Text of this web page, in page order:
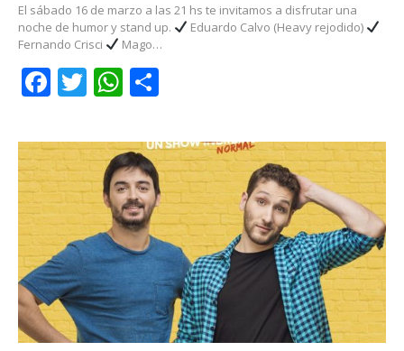
El sábado 16 de marzo a las 21 hs te invitamos a disfrutar una
noche de humor y stand up.
Eduardo Calvo (Heavy rejodido)
Fernando Crisci
Mago…
Facebook
TwitterWhatsApp